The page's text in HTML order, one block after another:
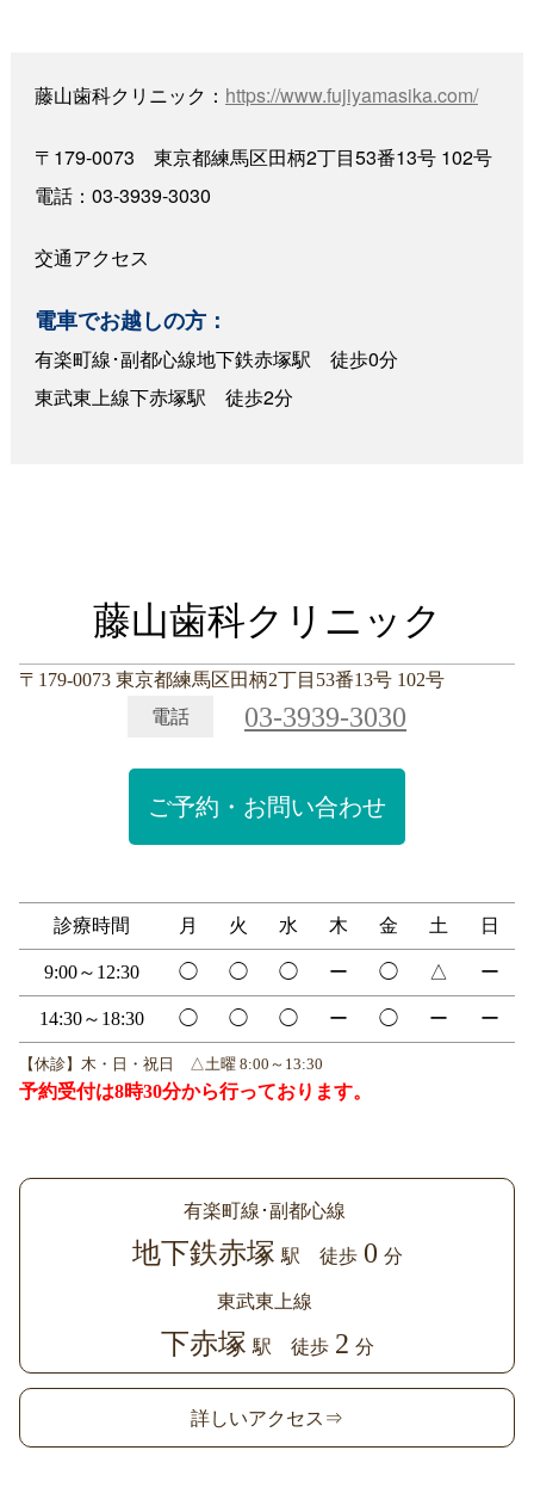
藤山歯科クリニック： https://www.fujiyamasika.com/
〒179-0073 東京都練馬区田柄2丁目53番13号 102号
電話：03-3939-3030
交通アクセス
電車でお越しの方：
有楽町線･副都心線地下鉄赤塚駅 徒歩0分
東武東上線下赤塚駅 徒歩2分
藤山歯科クリニック
〒179-0073 東京都練馬区田柄2丁目53番13号 102号
電話
03-3939-3030
ご予約・お問い合わせ
診療時間 月 火 水 木 金 土 日
9:00～12:30 ◯ ◯ ◯ ー ◯ △ ー
14:30～18:30 ◯ ◯ ◯ ー ◯ ー ー
【休診】木・日・祝日 △土曜 8:00～13:30
予約受付は8時30分から行っております。
有楽町線･副都心線
地下鉄赤塚 駅 徒歩 0 分
東武東上線
下赤塚 駅 徒歩 2 分
詳しいアクセス⇒